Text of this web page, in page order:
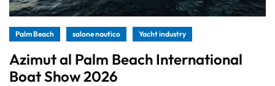
Palm Beach salone nautico Yacht industry
Azimut al Palm Beach International
Boat Show 2026